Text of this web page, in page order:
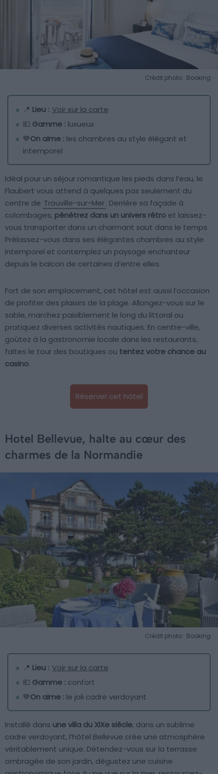
Crédit photo : Booking
📍 Lieu : Voir sur la carte
💶 Gamme : luxueux
💙On aime : les chambres au style élégant et
intemporel
Idéal pour un séjour romantique les pieds dans l’eau, le
Flaubert vous attend à quelques pas seulement du
centre de Trouville-sur-Mer. Derrière sa façade à
colombages, pénétrez dans un univers rétro et laissez-
vous transporter dans un charmant saut dans le temps.
Prélassez-vous dans ses élégantes chambres au style
intemporel et contemplez un paysage enchanteur
depuis le balcon de certaines d’entre elles.
Fort de son emplacement, cet hôtel est aussi l’occasion
de profiter des plaisirs de la plage. Allongez-vous sur le
sable, marchez paisiblement le long du littoral ou
pratiquez diverses activités nautiques. En centre-ville,
goûtez à la gastronomie locale dans les restaurants,
faites le tour des boutiques ou tentez votre chance au
casino.
Réserver cet hôtel
Hotel Bellevue, halte au cœur des
charmes de la Normandie
Crédit photo : Booking
📍 Lieu : Voir sur la carte
💶 Gamme : confort
💙On aime : le joli cadre verdoyant
Installé dans une villa du XIXe siècle, dans un sublime
cadre verdoyant, l’hôtel Bellevue crée une atmosphère
véritablement unique. Détendez-vous sur la terrasse
ombragée de son jardin, dégustez une cuisine